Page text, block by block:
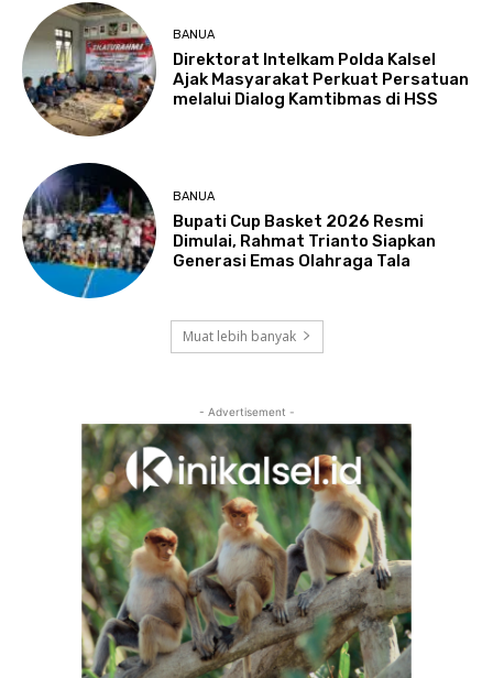
BANUA
Direktorat Intelkam Polda Kalsel
Ajak Masyarakat Perkuat Persatuan
melalui Dialog Kamtibmas di HSS
BANUA
Bupati Cup Basket 2026 Resmi
Dimulai, Rahmat Trianto Siapkan
Generasi Emas Olahraga Tala
Muat lebih banyak
- Advertisement -